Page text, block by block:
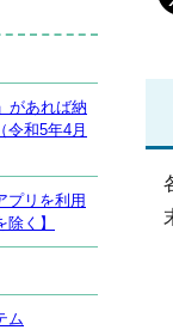
があれば納
令和5年4月
プリを利用
く】
ム